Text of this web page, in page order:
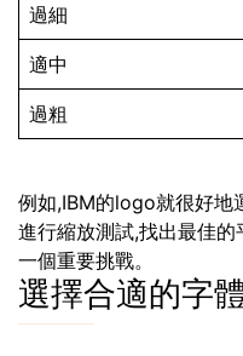
過細
適中
過粗
例如,IBM的logo就很好地
進行縮放測試,找出最佳
一個重要挑戰。
選擇合適的字體